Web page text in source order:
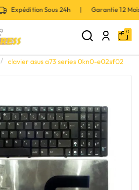
Expédition Sous 24h | Garantie 12
0
clavier asus a73 series 0kn0-e02sf02